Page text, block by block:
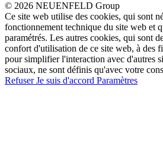
© 2026 NEUENFELD Group
Ce site web utilise des cookies, qui sont
fonctionnement technique du site web et
paramétrés. Les autres cookies, qui sont
confort d'utilisation de ce site web, à des
pour simplifier l'interaction avec d'autres
sociaux, ne sont définis qu'avec votre
RefuserJe suis d'accord Paramètres